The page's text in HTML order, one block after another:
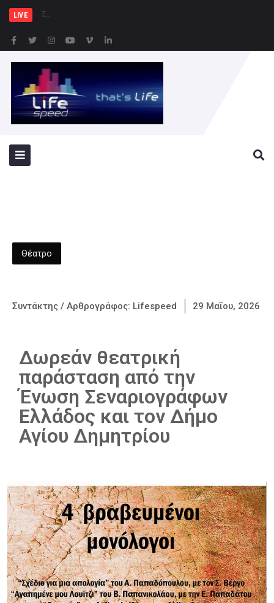
LIVE Συνελήφθησαν 2 άτομα γ
Θέατρο
Συντάκτης / Αρθρογράφος: Lifespeed 29 Μαΐου, 2026
Δωρεάν θεατρική
παράσταση από την
Ένωση Σεναριογράφων
Ελλάδος και τον Δήμο
Αγίου Δημητρίου